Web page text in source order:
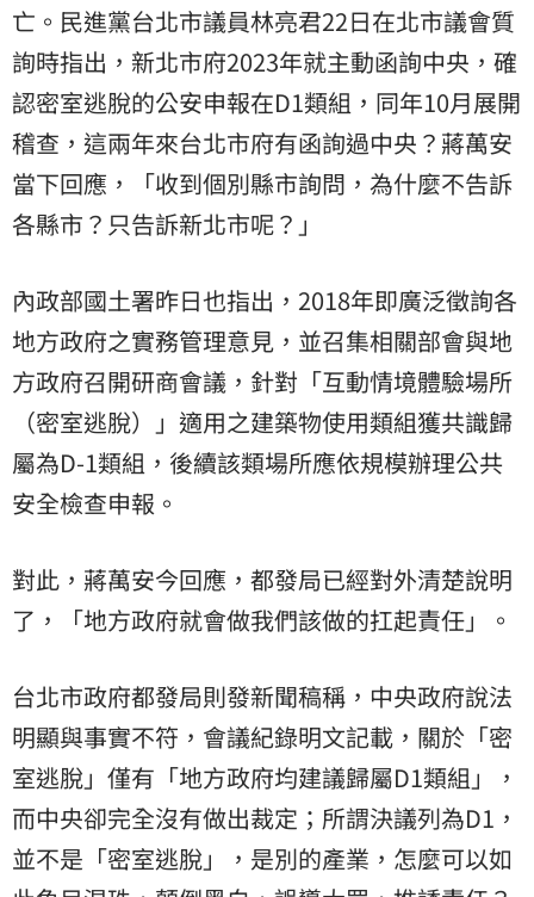
亡。民進黨台北市議員林亮君22日在北市議會質
詢時指出，新北市府2023年就主動函詢中央，確
認密室逃脫的公安申報在D1類組，同年10月展開
稽查，這兩年來台北市府有函詢過中央？蔣萬安
當下回應，「收到個別縣市詢問，為什麼不告訴
各縣市？只告訴新北市呢？」
內政部國土署昨日也指出，2018年即廣泛徵詢各
地方政府之實務管理意見，並召集相關部會與地
方政府召開研商會議，針對「互動情境體驗場所
（密室逃脫）」適用之建築物使用類組獲共識歸
屬為D-1類組，後續該類場所應依規模辦理公共
安全檢查申報。
對此，蔣萬安今回應，都發局已經對外清楚說明
了，「地方政府就會做我們該做的扛起責任」。
台北市政府都發局則發新聞稿稱，中央政府說法
明顯與事實不符，會議紀錄明文記載，關於「密
室逃脫」僅有「地方政府均建議歸屬D1類組」，
而中央卻完全沒有做出裁定；所謂決議列為D1，
並不是「密室逃脫」，是別的產業，怎麼可以如